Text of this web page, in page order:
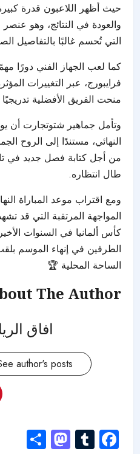
حيث أظهر اللاعبون قدرة
والعودة في النتائج، وهو
التي تُحسم غالبًا بالتفاصيل
كما لعب الجهاز الفني دورًا
فرايبورج، عبر التغييرات
منحت الفريق الأفضلية
وتأمل جماهير شتوتجارت أن
النهائي، مستندًا إلى الروح
من أجل كتابة فصل جديد في
طال انتظاره.
ومع اقتراب موعد المباراة
المواجهة المرتقبة التي قد
كأس ألمانيا في السنوات
الطرفين في إنهاء الموسم
الساحة المحلية 🏆
The Author
افاق
author's posts
Facebook
Tumblr